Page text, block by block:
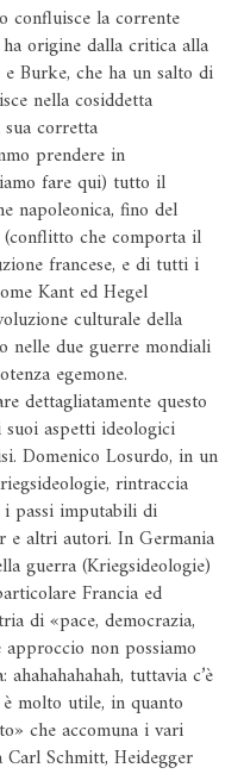
confluisce la corrente
origine dalla critica alla
Burke, che ha un salto di
nella cosiddetta
corretta
prendere in
fare qui) tutto il
napoleonica, fino del
che comporta il
francese, e di tutti i
Kant ed Hegel
culturale della
nelle due guerre mondiali
egemone.
dettagliatamente questo
aspetti ideologici
Domenico Losurdo, in un
rintraccia
passi imputabili di
e altri autori. In Germania
guerra (Kriegsideologie)
Francia ed
di «pace, democrazia,
non possiamo
tuttavia c’è
molto utile, in quanto
che accomuna i vari
Schmitt, Heidegger